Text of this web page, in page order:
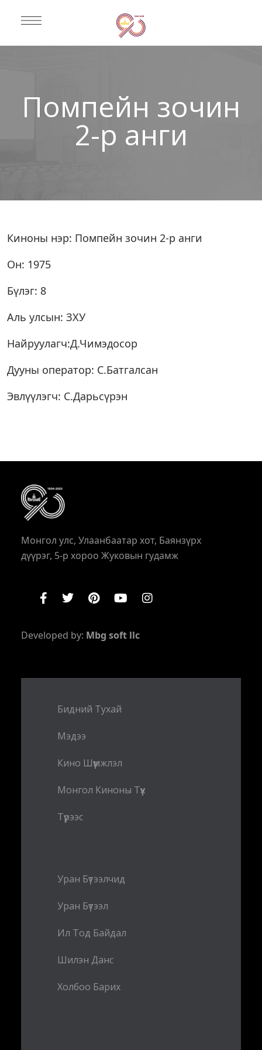
Помпейн зочин
2-р анги
Киноны нэр: Помпейн зочин 2-р анги
Он: 1975
Бүлэг: 8
Аль улсын: ЗХУ
Найруулагч:Д.Чимэдосор
Дууны оператор: С.Батгалсан
Эвлүүлэгч: С.Дарьсүрэн
Монгол улс, Улаанбаатар хот, Баянзүрх
дүүрэг, 5-р хороо Жуковын гудамж
Developed by: Mbg soft llc
Бидний Тухай
Мэдээ
Кино Шүүмжлэл
Монгол Киноны Түүх
Түрээс
Уран Бүтээлчид
Уран Бүтээл
Ил Тод Байдал
Шилэн Данс
Холбоо Барих